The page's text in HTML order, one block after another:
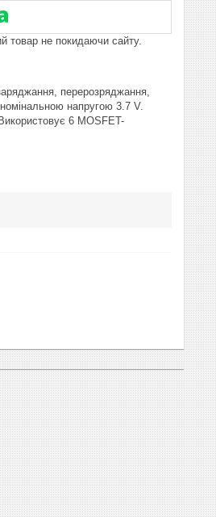
товар не покидаючи сайту.
перерозряджання,
напругою 3.7 V.
6 MOSFET-